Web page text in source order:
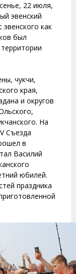
22 июля,
эвенский
как
был
чукчи,
края,
и округов
На
Съезда
в
Василий
юбилей.
праздника